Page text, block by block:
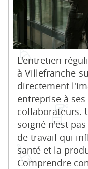
L'entretien
à Villefranche-
directement
entreprise à
collaborateurs.
soigné n'est
de travail qui
santé et la
Comprendre